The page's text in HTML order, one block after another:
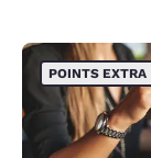
POINTS EXTRA